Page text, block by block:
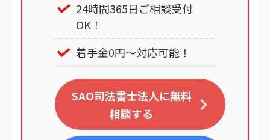
24時間365日ご相談受付
OK！
着手金0円～対応可能！
SAO司法書士法人に無料
相談する